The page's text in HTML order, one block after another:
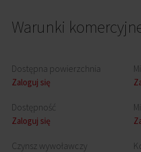
Warunki
Dostępna powierzchnia
Zaloguj się
Dostępność
Zaloguj się
Czynsz wywoławczy